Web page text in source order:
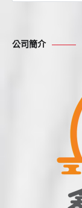
字:
公司簡介